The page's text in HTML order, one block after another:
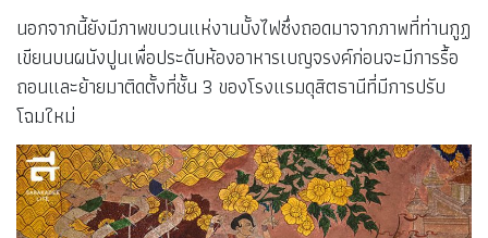
นอกจากนี้ยังมีภาพขบวนแห่งานบั้งไฟซึ่งถอดมาจากภาพที่ท่านกูฏ
เขียนบนผนังปูนเพื่อประดับห้องอาหารเบญจรงค์ก่อนจะมีการรื้อ
ถอนและย้ายมาติดตั้งที่ชั้น 3 ของโรงแรมดุสิตธานีที่มีการปรับ
โฉมใหม่